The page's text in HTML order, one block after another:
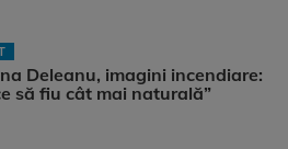
Deleanu, imagini incendiare:
să fiu cât mai naturală”